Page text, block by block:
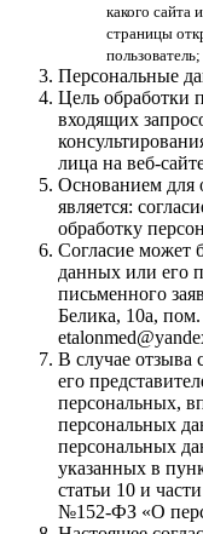
какого сайта
страницы
Персональные
Цель обработки
входящих
лица на веб-
Основанием для
является:
обработку
Согласие может
данных или его
письменного
Белика, 10а,
В случае отзыва
его
персональных,
персональных
персональных
указанных в
статьи 10 и
№152-ФЗ «О